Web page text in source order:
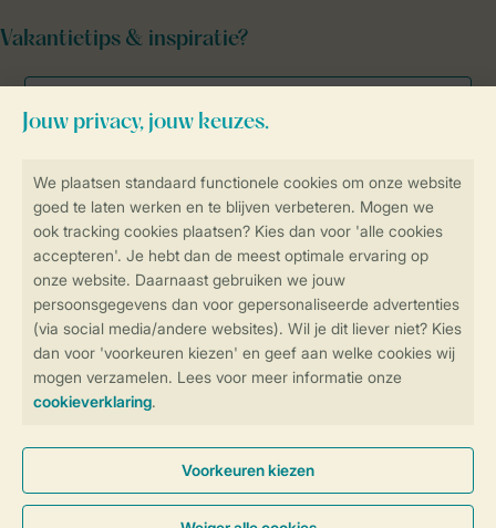
Controle over jouw gegevens &
Instellingen wijzigen
Veilig en snel online boeken
Veilige gegevensoverdracht
Veilige betaling
Vakantietips & inspiratie?